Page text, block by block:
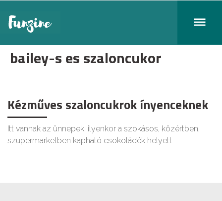
bailey-s es szaloncukor
Kézműves szaloncukrok ínyenceknek
Itt vannak az ünnepek, ilyenkor a szokásos, közértben,
szupermarketben kapható csokoládék helyett